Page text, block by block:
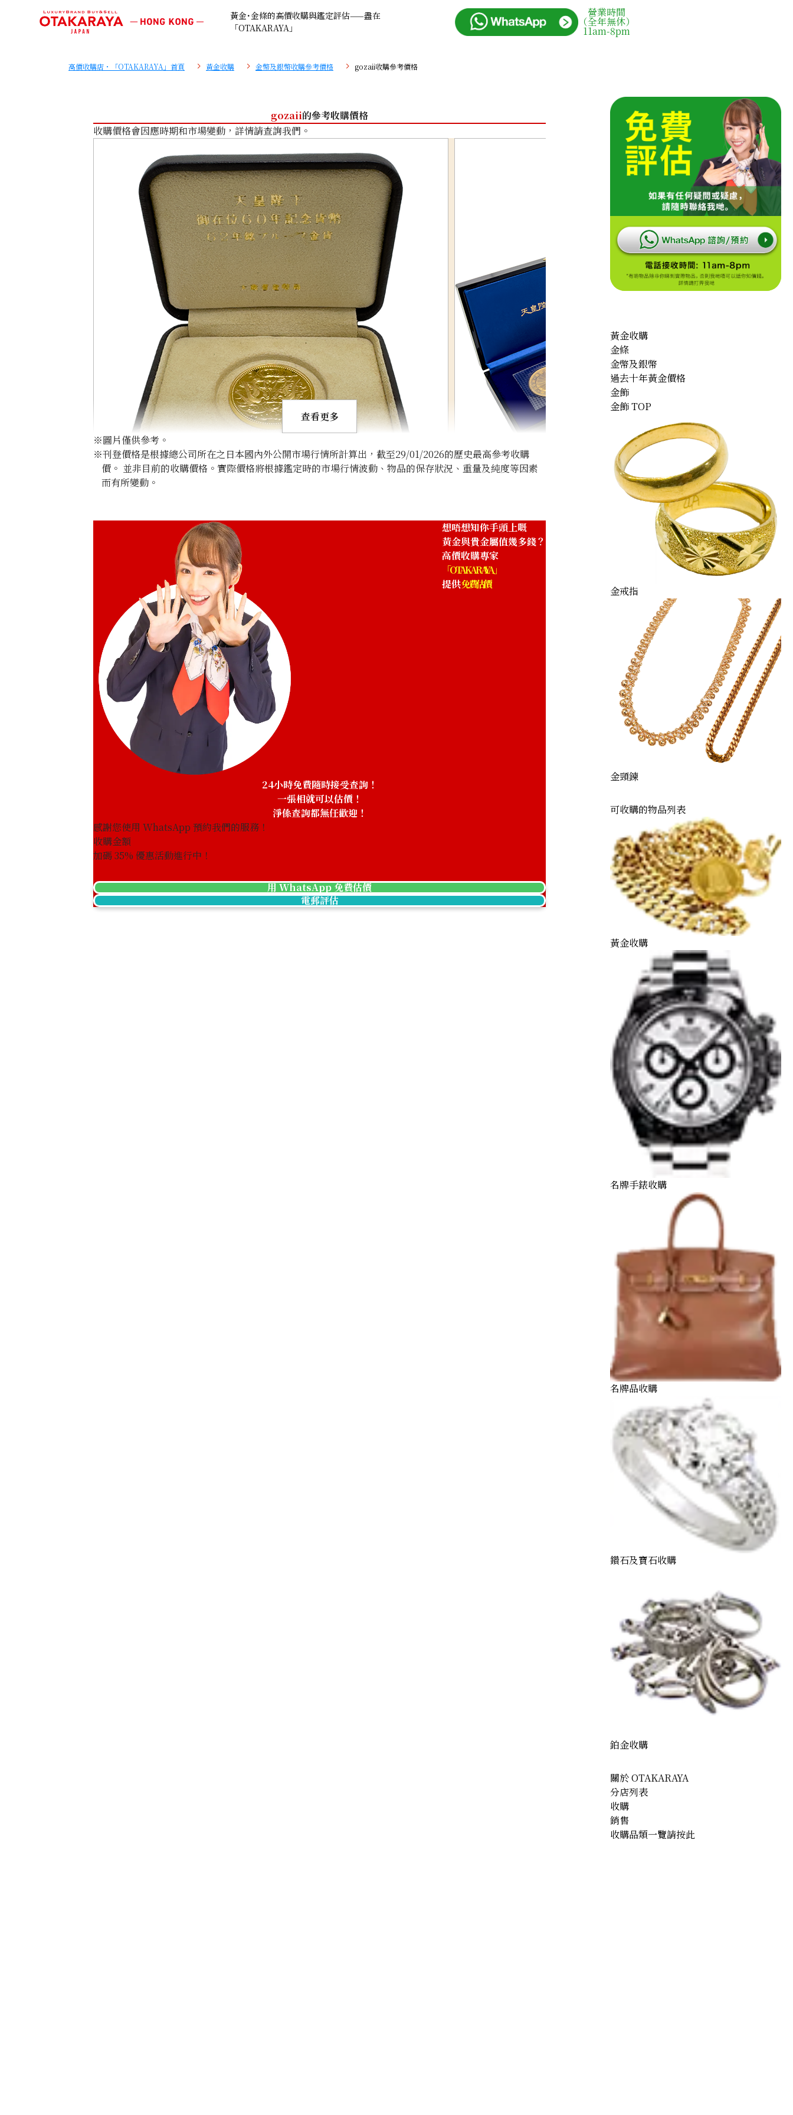
黃金･金條的高價收購與鑑定評估——盡在
「OTAKARAYA」
營業時間
（全年無休）
11am-8pm
高價收購店・「OTAKARAYA」首頁 黃金收購 金幣及銀幣收購參考價格 gozaii收購參考價格
gozaii的參考收購價格
收購價格會因應時期和市場變動，詳情請查詢我們。
Japanese Emperor’s 60th Year of Reign Commemorative Coins – Set of 2
參考回收價
HKD 14,677.04
Japanese Emperor’s 60th Year of Reign Commemorative Coin Set
Japanese Emperor’s 60th Year of Reign Commemorative Gold Coin（in
Japanese Emperor’s 60th Anniversary Commemorative 100,000 Yen Gold
查看更多
※圖片僅供參考。
※刊登價格是根據總公司所在之日本國內外公開市場行情所計算出，截至29/01/2026的歷史最高參考收購
價。 並非目前的收購價格。實際價格將根據鑑定時的市場行情波動、物品的保存狀況、重量及純度等因素
而有所變動。
想唔想知你手頭上嘅
黃金與貴金屬值幾多錢？
高價收購專家
「OTAKARAYA」
提供免費估價
24小時免費隨時接受查詢！
一張相就可以估價！
淨係查詢都無任歡迎！
感謝您使用 WhatsApp 預約我們的服務！
收購金額
加碼35% 優惠活動進行中！
用 WhatsApp 免費估價
電郵評估
黃金收購
金條
金幣及銀幣
過去十年黃金價格
金飾
金飾 TOP
金戒指
金頸鍊
可收購的物品列表
黃金收購
名牌手錶收購
名牌品收購
鑽石及寶石收購
鉑金收購
關於 OTAKARAYA
分店列表
收購
銷售
收購品類一覽請按此